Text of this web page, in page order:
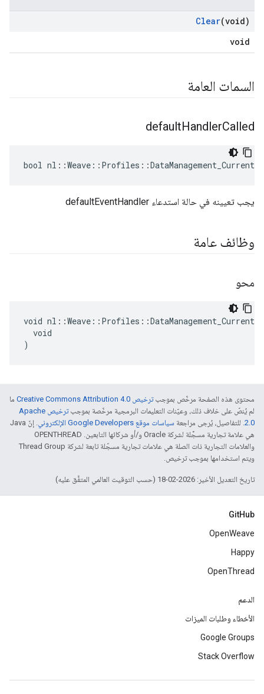
Clear(void)
void
السمات العامة
defaultHandlerCalled
bool
يجب تعيينه في حالة استدعاء defaultEventHandler
وظائف عامة
محو
void
  void
)
محتوى هذه الصفحة مرخّص بموجبترخيص Creative Commons Attribution 4.0‏
ما
لم يُنصّ على خلاف ذلك، وعيّنات التعليمات البرمجية مرخّصة بموجب
ترخيص Apache
2.0‏. للتفاصيل، يُرجى مراجعة سياسات موقع Google Developers الإلكتروني
. إنّ Java
هي علامة تجارية مسجَّلة لشركة Oracle و/أو شركائها التابعين. ‫OPENTHREAD
والعلامات التجارية ذات الصلة هي علامات تجارية مسجّلة تابعة لشركة Thread Group
ويتم استخدامها بموجب ترخيص.
تاريخ التعديل الأخير: 2026-02-18 (حسب التوقيت العالمي المتفَّق عليه)
GitHub
OpenWeave
Happy
OpenThread
الدعم
الأخطاء وطلبات الميزات
Google Groups
Stack Overflow